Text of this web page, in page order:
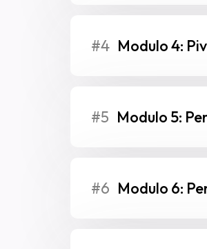
#4 Modulo 4:
#5 Modulo 5:
#6 Modulo 6: